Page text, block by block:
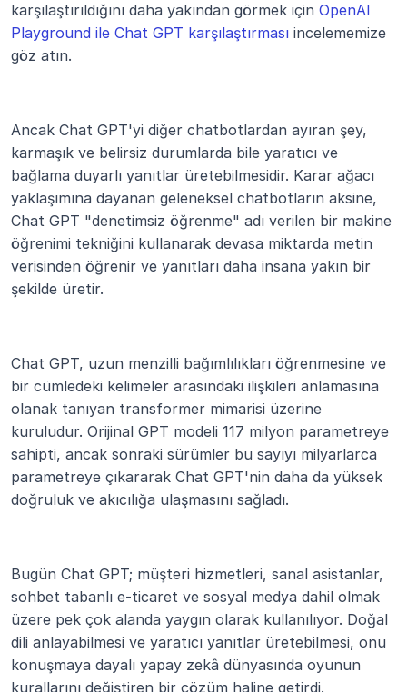
karşılaştırıldığını daha yakından görmek için OpenAI
Playground ile Chat GPT karşılaştırması incelememize
göz atın.
Ancak Chat GPT'yi diğer chatbotlardan ayıran şey,
karmaşık ve belirsiz durumlarda bile yaratıcı ve
bağlama duyarlı yanıtlar üretebilmesidir. Karar ağacı
yaklaşımına dayanan geleneksel chatbotların aksine,
Chat GPT "denetimsiz öğrenme" adı verilen bir makine
öğrenimi tekniğini kullanarak devasa miktarda metin
verisinden öğrenir ve yanıtları daha insana yakın bir
şekilde üretir.
Chat GPT, uzun menzilli bağımlılıkları öğrenmesine ve
bir cümledeki kelimeler arasındaki ilişkileri anlamasına
olanak tanıyan transformer mimarisi üzerine
kuruludur. Orijinal GPT modeli 117 milyon parametreye
sahipti, ancak sonraki sürümler bu sayıyı milyarlarca
parametreye çıkararak Chat GPT'nin daha da yüksek
doğruluk ve akıcılığa ulaşmasını sağladı.
Bugün Chat GPT; müşteri hizmetleri, sanal asistanlar,
sohbet tabanlı e-ticaret ve sosyal medya dahil olmak
üzere pek çok alanda yaygın olarak kullanılıyor. Doğal
dili anlayabilmesi ve yaratıcı yanıtlar üretebilmesi, onu
konuşmaya dayalı yapay zekâ dünyasında oyunun
kurallarını değiştiren bir çözüm haline getirdi.